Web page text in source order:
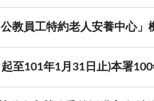
教員工特約老人安養中心」
至101年1月31日止)本署